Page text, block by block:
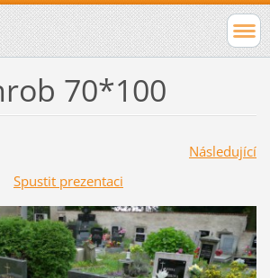
70*100
Následující
Spustit prezentaci